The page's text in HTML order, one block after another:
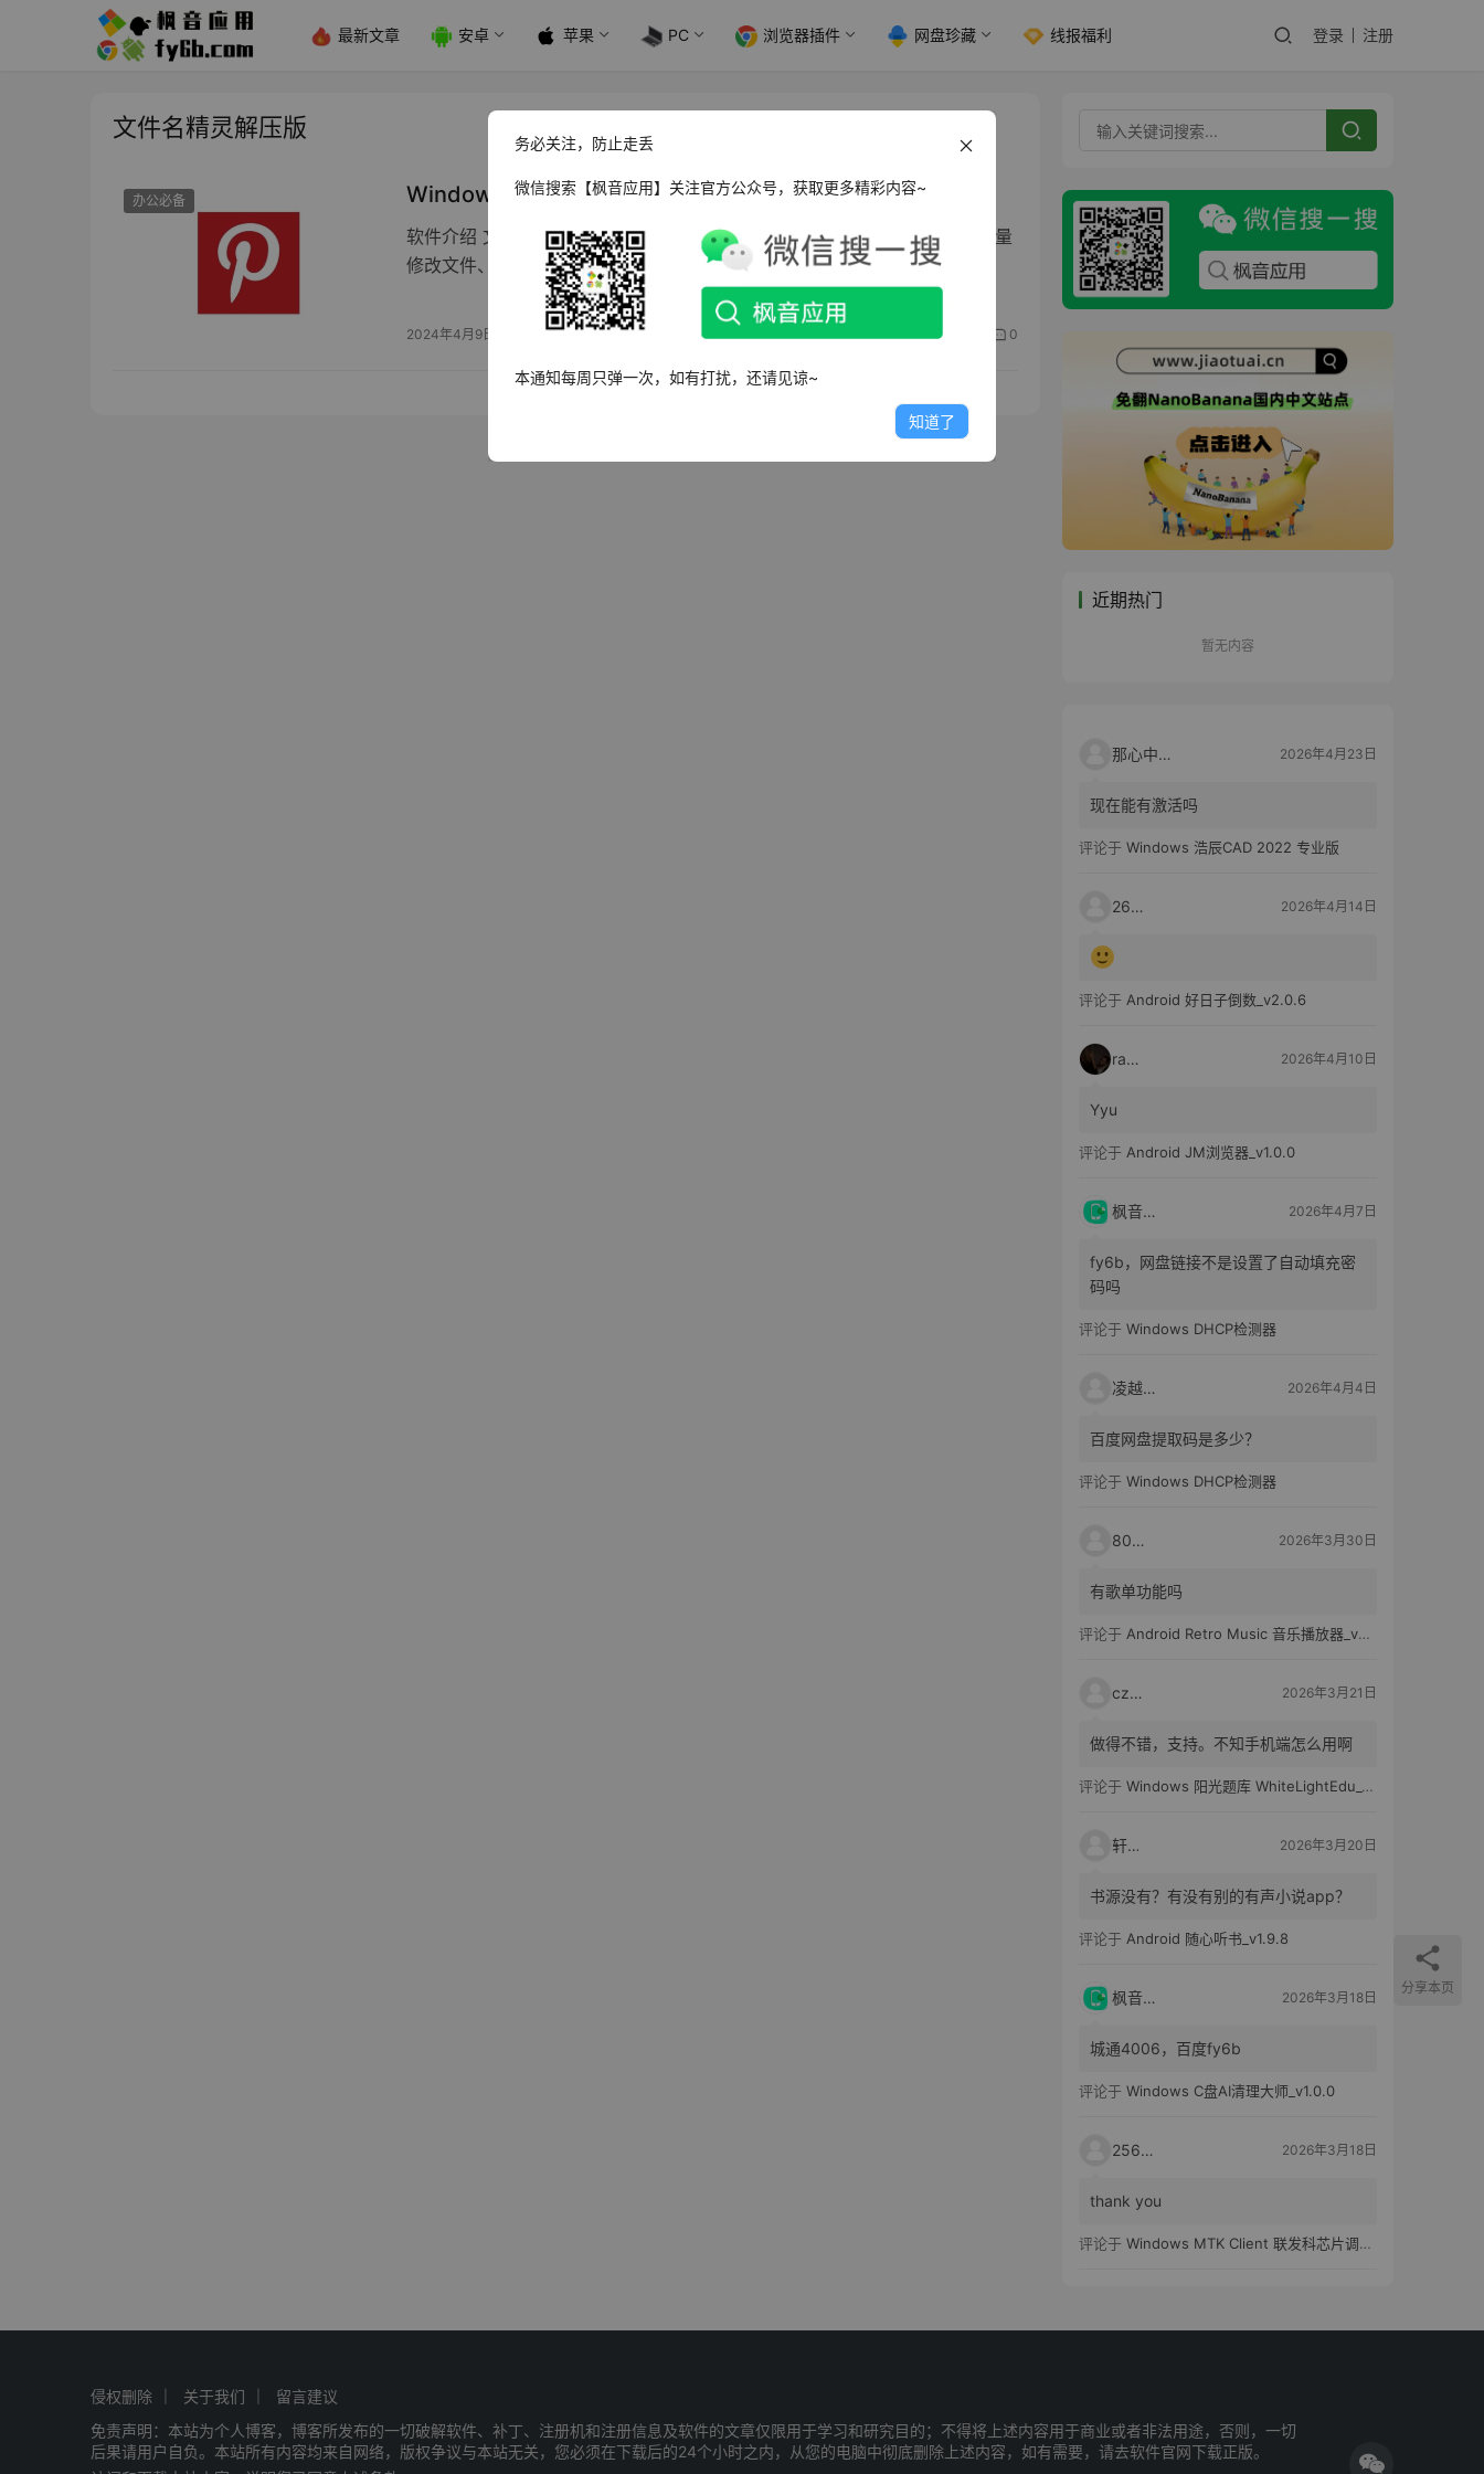
最新文章 安卓 苹果 PC 浏览器插件 网盘珍藏 线报福利 登录 注册
文件名精灵解压版
办公必备 Windows 文件名精灵 2024 解压版
软件介绍 文件名精灵破解版是一款批量修改文件、文件夹名称工具，拥有批量
修改文件、文件夹名称，字符删除…
2024年4月9日 0
近期热门
暂无内容
那心中的话 2026年4月23日
现在能有激活吗
评论于 Windows 浩辰CAD 2022 专业版
2603 2026年4月14日
评论于 Android 好日子倒数_v2.0.6
raka 2026年4月10日
Yyu
评论于 Android JM浏览器_v1.0.0
枫音应用 2026年4月7日
fy6b，网盘链接不是设置了自动填充密
码吗
评论于 Windows DHCP检测器
凌越电子 2026年4月4日
百度网盘提取码是多少？
评论于 Windows DHCP检测器
80521 2026年3月30日
有歌单功能吗
评论于 Android Retro Music 音乐播放器_v6.6.0
czh7 2026年3月21日
做得不错，支持。不知手机端怎么用啊
评论于 Windows 阳光题库 WhiteLightEdu_v2.0.0
轩爸 2026年3月20日
书源没有？有没有别的有声小说app？
评论于 Android 随心听书_v1.9.8
枫音应用 2026年3月18日
城通4006，百度fy6b
评论于 Windows C盘AI清理大师_v1.0.0
25651 2026年3月18日
thank you
评论于 Windows MTK Client 联发科芯片调试工具_v2.01 汉化版
侵权删除 关于我们
留言建议
免责声明：本站为个人博客，博客所发布的一切破解软件、补丁、注册机和注册信息及软件的文章仅限用于学习和研究目的；不得将上述内容用于商业或者非法用途，否则，一切
后果请用户自负。本站所有内容均来自网络，版权争议与本站无关，您必须在下载后的24个小时之内，从您的电脑中彻底删除上述内容，如有需要，请去软件官网下载正版。
分享本页
务必关注，防止走丢
微信搜索【枫音应用】关注官方公众号，获取更多精彩内容~
本通知每周只弹一次，如有打扰，还请见谅~
知道了